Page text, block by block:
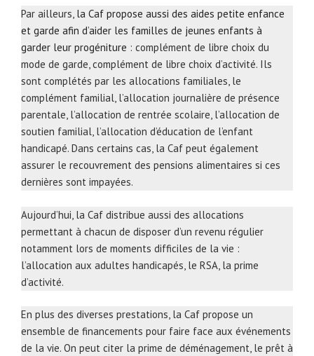
Par ailleurs, la Caf propose aussi des aides petite enfance
et garde afin d’aider les familles de jeunes enfants à
garder leur progéniture : complément de libre choix du
mode de garde, complément de libre choix d’activité. Ils
sont complétés par les allocations familiales, le
complément familial, l’allocation journalière de présence
parentale, l’allocation de rentrée scolaire, l’allocation de
soutien familial, l’allocation d’éducation de l’enfant
handicapé. Dans certains cas, la Caf peut également
assurer le recouvrement des pensions alimentaires si ces
dernières sont impayées.
Aujourd’hui, la Caf distribue aussi des allocations
permettant à chacun de disposer d’un revenu régulier
notamment lors de moments difficiles de la vie :
l’allocation aux adultes handicapés, le RSA, la prime
d’activité.
En plus des diverses prestations, la Caf propose un
ensemble de financements pour faire face aux événements
de la vie. On peut citer la prime de déménagement, le prêt à